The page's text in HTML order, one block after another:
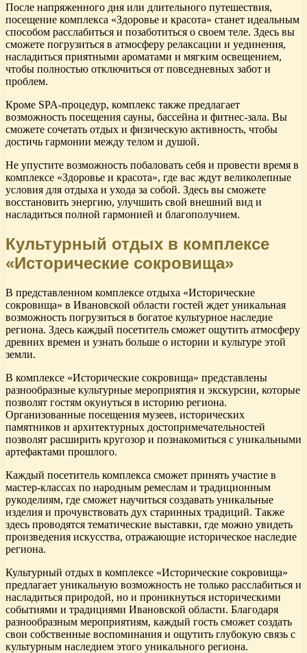
После напряженного дня или длительного путешествия,
посещение комплекса «Здоровье и красота» станет идеальным
способом расслабиться и позаботиться о своем теле. Здесь вы
сможете погрузиться в атмосферу релаксации и уединения,
насладиться приятными ароматами и мягким освещением,
чтобы полностью отключиться от повседневных забот и
проблем.
Кроме SPA-процедур, комплекс также предлагает
возможность посещения сауны, бассейна и фитнес-зала. Вы
сможете сочетать отдых и физическую активность, чтобы
достичь гармонии между телом и душой.
Не упустите возможность побаловать себя и провести время в
комплексе «Здоровье и красота», где вас ждут великолепные
условия для отдыха и ухода за собой. Здесь вы сможете
восстановить энергию, улучшить свой внешний вид и
насладиться полной гармонией и благополучием.
Культурный отдых в комплексе
«Исторические сокровища»
В представленном комплексе отдыха «Исторические
сокровища» в Ивановской области гостей ждет уникальная
возможность погрузиться в богатое культурное наследие
региона. Здесь каждый посетитель сможет ощутить атмосферу
древних времен и узнать больше о истории и культуре этой
земли.
В комплексе «Исторические сокровища» представлены
разнообразные культурные мероприятия и экскурсии, которые
позволят гостям окунуться в историю региона.
Организованные посещения музеев, исторических
памятников и архитектурных достопримечательностей
позволят расширить кругозор и познакомиться с уникальными
артефактами прошлого.
Каждый посетитель комплекса сможет принять участие в
мастер-классах по народным ремеслам и традиционным
рукоделиям, где сможет научиться создавать уникальные
изделия и прочувствовать дух старинных традиций. Также
здесь проводятся тематические выставки, где можно увидеть
произведения искусства, отражающие историческое наследие
региона.
Культурный отдых в комплексе «Исторические сокровища»
предлагает уникальную возможность не только расслабиться и
насладиться природой, но и проникнуться историческими
событиями и традициями Ивановской области. Благодаря
разнообразным мероприятиям, каждый гость сможет создать
свои собственные воспоминания и ощутить глубокую связь с
культурным наследием этого уникального региона.